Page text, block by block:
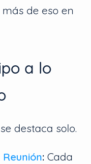
de eso en
a lo
destaca solo.
: Cada